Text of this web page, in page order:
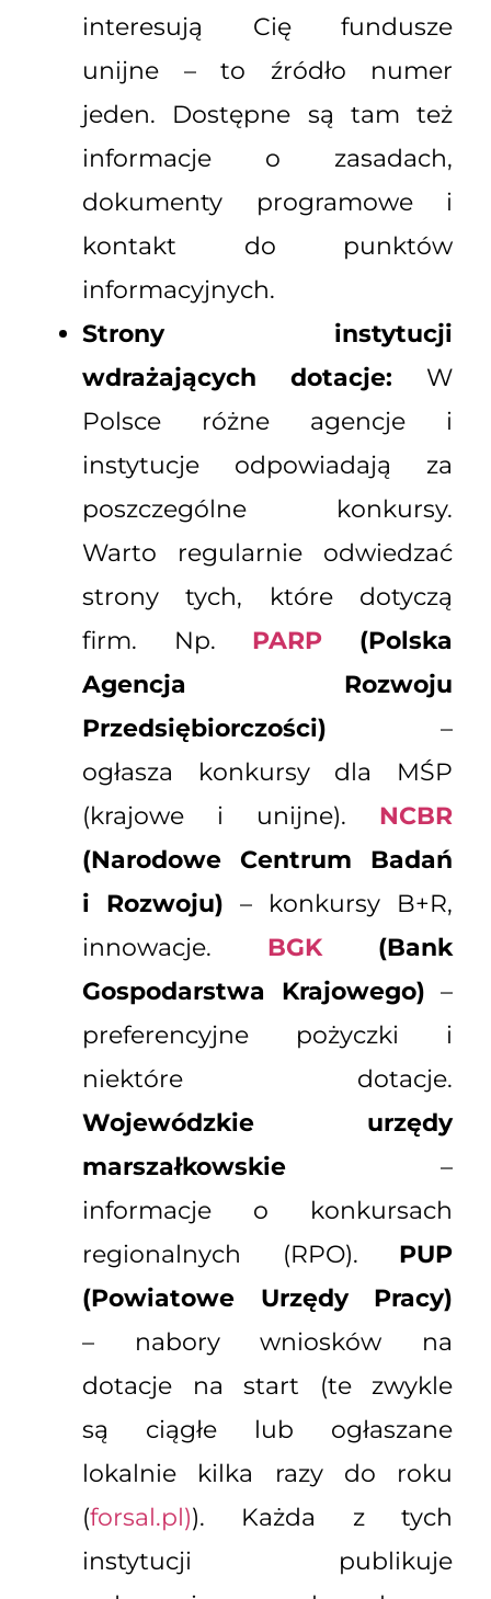
interesują Cię fundusze
unijne – to źródło numer
jeden. Dostępne są tam też
informacje o zasadach,
dokumenty programowe i
kontakt do punktów
informacyjnych.
Strony instytucji
wdrażających dotacje: W
Polsce różne agencje i
instytucje odpowiadają za
poszczególne konkursy.
Warto regularnie odwiedzać
strony tych, które dotyczą
firm. Np. PARP (Polska
Agencja Rozwoju
Przedsiębiorczości) –
ogłasza konkursy dla MŚP
(krajowe i unijne). NCBR
(Narodowe Centrum Badań
i Rozwoju) – konkursy B+R,
innowacje. BGK (Bank
Gospodarstwa Krajowego) –
preferencyjne pożyczki i
niektóre dotacje.
Wojewódzkie urzędy
marszałkowskie –
informacje o konkursach
regionalnych (RPO). PUP
(Powiatowe Urzędy Pracy)
– nabory wniosków na
dotacje na start (te zwykle
są ciągłe lub ogłaszane
lokalnie kilka razy do roku
(forsal.pl)). Każda z tych
instytucji publikuje